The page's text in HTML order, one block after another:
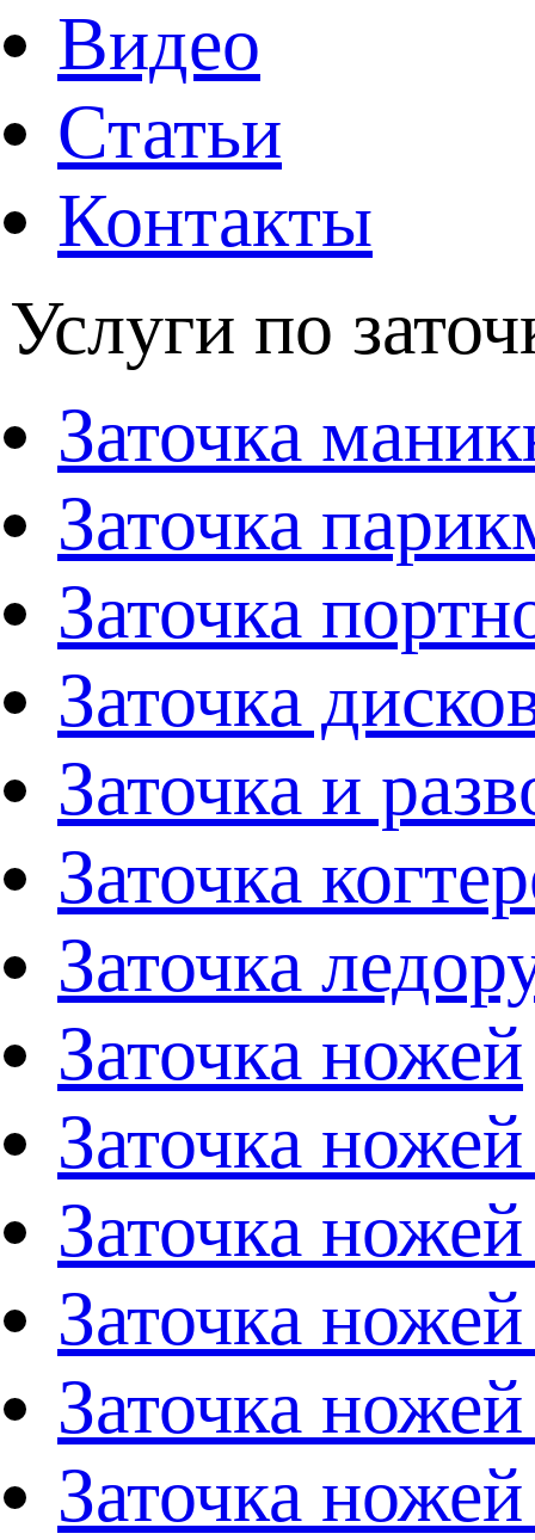
Видео
Статьи
Контакты
Услуги по
Заточка
Заточка
Заточка
Заточка
Заточка и
Заточка
Заточка
Заточка ножей
Заточка
Заточка
Заточка
Заточка
Заточка